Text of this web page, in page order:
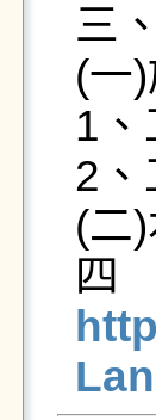
三
(一
1
2、
(二